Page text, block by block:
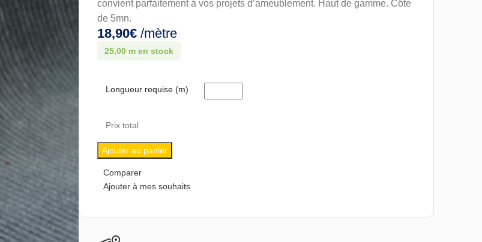
convient parfaitement à vos projets d’ameublement. Haut de gamme. Côte
de 5mn.
18,90€ /mètre
25,00 m en stock
Longueur requise (m)
Prix total
Ajouter au panier
Comparer
Ajouter à mes souhaits